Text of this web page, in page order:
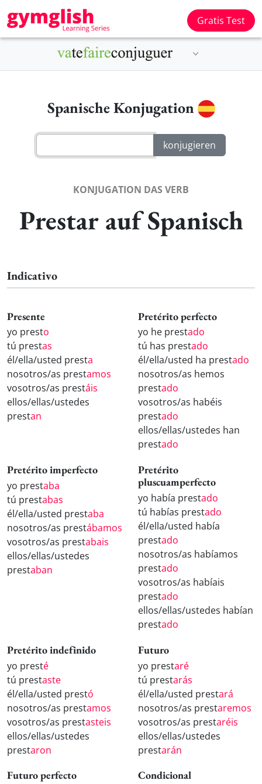
Gratis Test
Spanische Konjugation
KONJUGATION DAS VERB
Prestar auf Spanisch
Indicativo
Presente
yo presto
tú prestas
él/ella/usted presta
nosotros/as prestamos
vosotros/as prestáis
ellos/ellas/ustedes
prestan
Pretérito perfecto
yo he prestado
tú has prestado
él/ella/usted ha prestado
nosotros/as hemos
prestado
vosotros/as habéis
prestado
ellos/ellas/ustedes han
prestado
Pretérito imperfecto
yo prestaba
tú prestabas
él/ella/usted prestaba
nosotros/as prestábamos
vosotros/as prestabais
ellos/ellas/ustedes
prestaban
Pretérito
pluscuamperfecto
yo había prestado
tú habías prestado
él/ella/usted había
prestado
nosotros/as habíamos
prestado
vosotros/as habíais
prestado
ellos/ellas/ustedes habían
prestado
Pretérito indefinido
yo presté
tú prestaste
él/ella/usted prestó
nosotros/as prestamos
vosotros/as prestasteis
ellos/ellas/ustedes
prestaron
Futuro
yo prestaré
tú prestarás
él/ella/usted prestará
nosotros/as prestaremos
vosotros/as prestaréis
ellos/ellas/ustedes
prestarán
Futuro perfecto Condicional